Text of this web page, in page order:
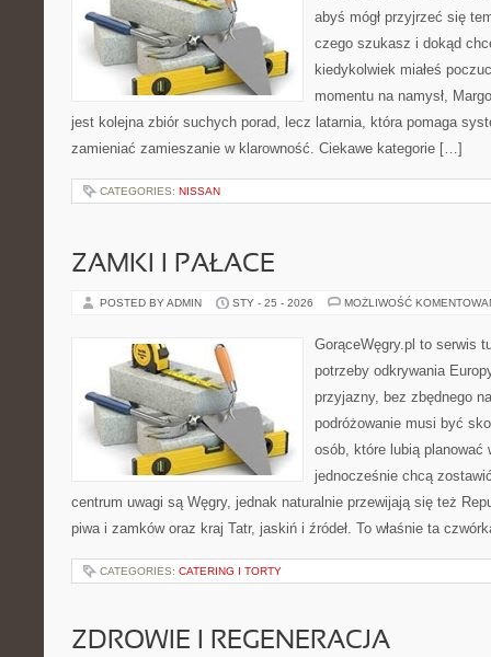
abyś mógł przyjrzeć się
czego szukasz i dokąd
kiedykolwiek miałeś
momentu na namysł,
jest kolejna zbiór suchych porad, lecz latarnia, która pomaga
zamieniać zamieszanie w klarowność. Ciekawe kategorie […]
CATEGORIES: NISSAN
ZAMKI I PAŁACE
POSTED BY ADMIN STY - 25 - 2026 MOŻLIWOŚĆ
GorąceWęgry.pl to serwis
potrzeby odkrywania
przyjazny, bez zbędnego
podróżowanie musi być
osób, które lubią
jednocześnie chcą
centrum uwagi są Węgry, jednak naturalnie przewijają się też
piwa i zamków oraz kraj Tatr, jaskiń i źródeł. To właśnie ta
CATEGORIES: CATERING I TORTY
ZDROWIE I REGENERACJA